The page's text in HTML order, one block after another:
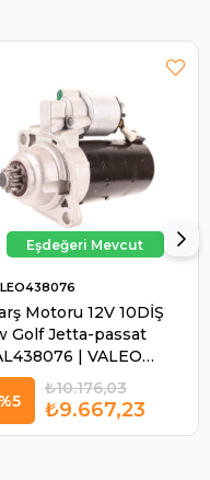
Motoru 12V 10DİŞ
Golf Jetta-passat
| VALEO
₺9.667,23
₺10.176,03
%5